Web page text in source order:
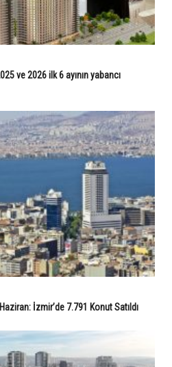
ve 2026 ilk 6 ayının yabancı
İzmir’de 7.791 Konut Satıldı